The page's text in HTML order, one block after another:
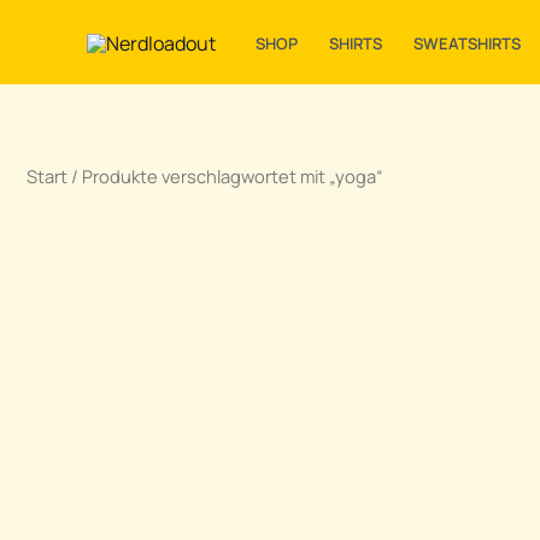
SHOP SHIRTS SWEATSHIRTS
Start / Produkte verschlagwortet mit „yoga“